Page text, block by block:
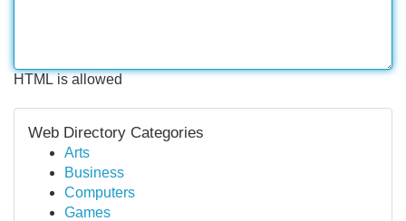
HTML is allowed
Web Directory Categories
Arts
Business
Computers
Games